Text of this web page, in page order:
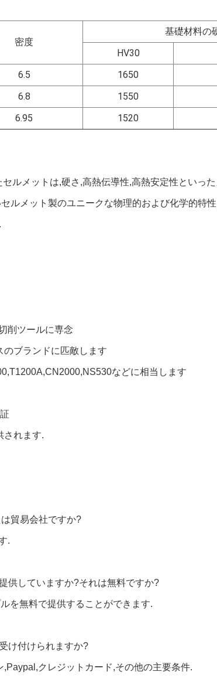
密度
基礎材料の
HV30
6.5 1650
6.8 1550
6.95 1520
ルメットは,硬さ,高熱伝導性,高熱安定性といっ
ルメット製のユニークな物理的および化学的特
削ツールに専念
のブランドに匹敵します
などに相当します
されます.
貿易会社ですか?
.
供していますか?それは無料ですか?
を無料で提供することができます.
け付けられますか?
,Paypal,クレジットカード,その他の主要条件.